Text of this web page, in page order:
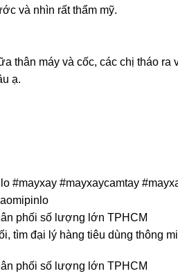
và nhìn rất thẩm mỹ.
thân máy và cốc, các chị tháo ra
ạ.
#mayxay #mayxaycamtay
phối số lượng lớn TPHCM
tìm đại lý hàng tiêu dùng thông
phối số lượng lớn TPHCM